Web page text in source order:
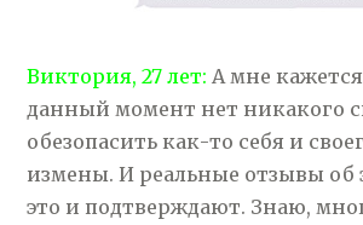
Виктория, 27 лет: А мне
данный момент нет никакого
обезопасить как-то себя и
измены. И реальные отзывы об
это и подтверждают. Знаю,